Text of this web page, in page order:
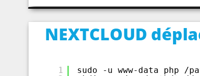
NEXTCLOUD
1
sudo -u www-data php /